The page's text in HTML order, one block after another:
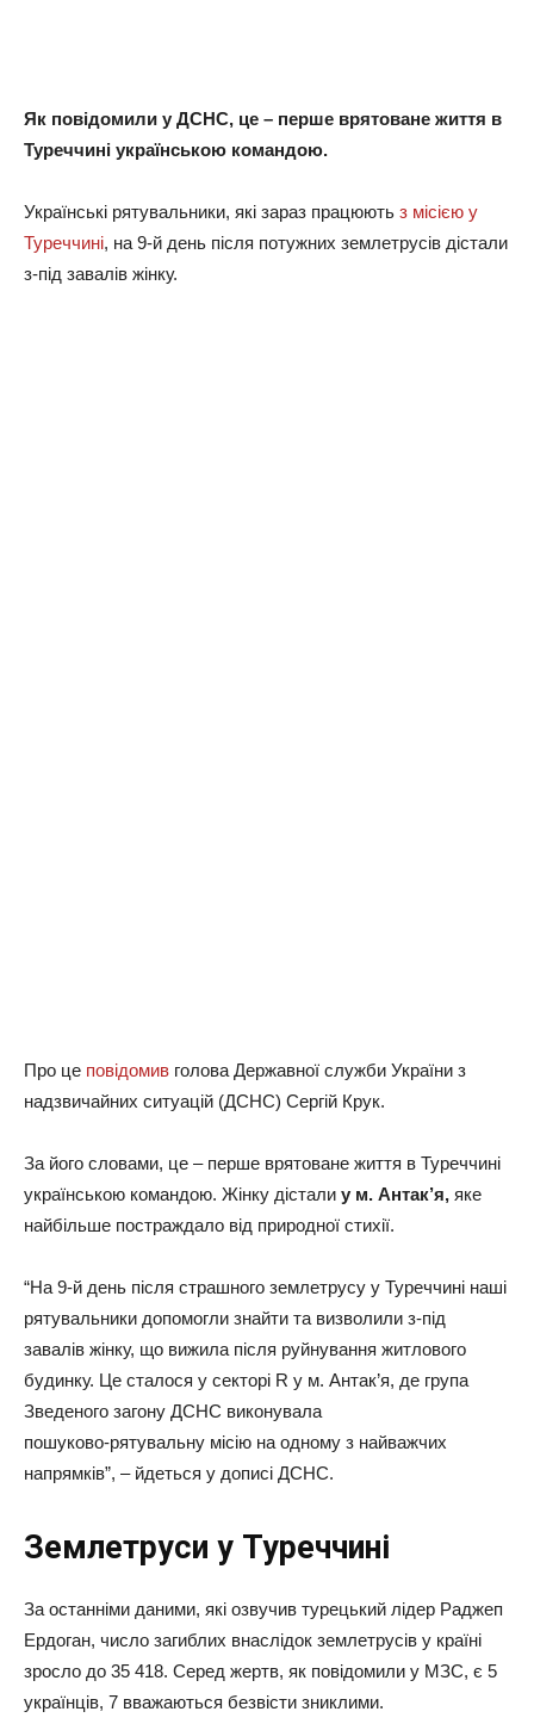
Як повідомили у ДСНС, це – перше врятоване життя в
Туреччині українською командою.
Українські рятувальники, які зараз працюють з місією у
Туреччині, на 9-й день після потужних землетрусів дістали
з-під завалів жінку.
Про це повідомив голова Державної служби України з
надзвичайних ситуацій (ДСНС) Сергій Крук.
За його словами, це – перше врятоване життя в Туреччині
українською командою. Жінку дістали у м. Антак’я, яке
найбільше постраждало від природної стихії.
“На 9-й день після страшного землетрусу у Туреччині наші
рятувальники допомогли знайти та визволили з-під
завалів жінку, що вижила після руйнування житлового
будинку. Це сталося у секторі R у м. Антак’я, де група
Зведеного загону ДСНС виконувала
пошуково-рятувальну місію на одному з найважчих
напрямків”, – йдеться у дописі ДСНС.
Землетруси у Туреччині
За останніми даними, які озвучив турецький лідер Раджеп
Ердоган, число загиблих внаслідок землетрусів у країні
зросло до 35 418. Серед жертв, як повідомили у МЗС, є 5
українців, 7 вважаються безвісти зниклими.